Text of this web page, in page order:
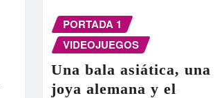
PORTADA 1
VIDEOJUEGOS
Una bala asiática, una
joya alemana y el